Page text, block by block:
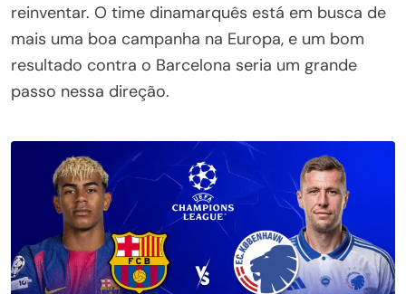
reinventar. O time dinamarquês está em busca de
mais uma boa campanha na Europa, e um bom
resultado contra o Barcelona seria um grande
passo nessa direção.